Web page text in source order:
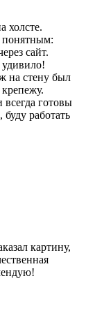
холсте.
понятным:
сайт.
удивило!
на стену был
готовы
работать
картину,